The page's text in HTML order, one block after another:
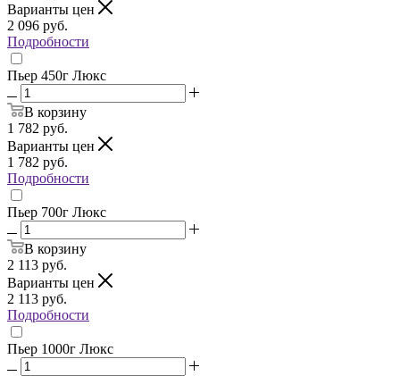
Варианты цен
2 096 руб.
Подробности
Пьер 450г Люкс
В корзину
1 782 руб.
Варианты цен
1 782 руб.
Подробности
Пьер 700г Люкс
В корзину
2 113 руб.
Варианты цен
2 113 руб.
Подробности
Пьер 1000г Люкс